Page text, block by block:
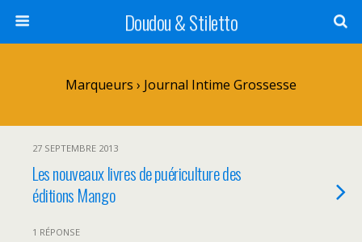
Doudou & Stiletto
Marqueurs › Journal Intime Grossesse
27 SEPTEMBRE 2013
Les nouveaux livres de puériculture des
éditions Mango
1 RÉPONSE